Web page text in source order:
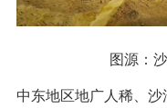
图源：
中东地区地广人稀、